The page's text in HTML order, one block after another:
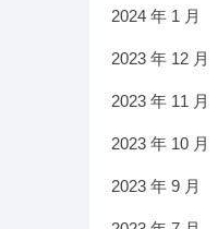
2024 年 1 月
2023 年 12 月
2023 年 11 月
2023 年 10 月
2023 年 9 月